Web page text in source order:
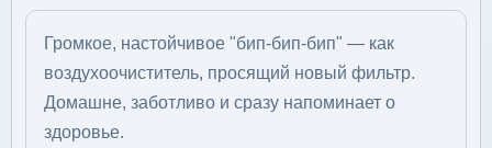
Громкое, настойчивое "бип-бип-бип" — как
воздухоочиститель, просящий новый фильтр.
Домашне, заботливо и сразу напоминает о
здоровье.